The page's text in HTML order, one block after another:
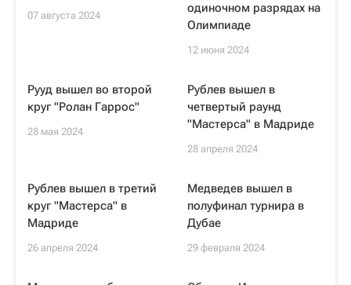
07 августа 2024
одиночном разрядах на
Олимпиаде
12 июня 2024
Рууд вышел во второй
круг "Ролан Гаррос"
28 мая 2024
Рублев вышел в
четвертый раунд
"Мастерса" в Мадриде
28 апреля 2024
Рублев вышел в третий
круг "Мастерса" в
Мадриде
26 апреля 2024
Медведев вышел в
полуфинал турнира в
Дубае
29 февраля 2024